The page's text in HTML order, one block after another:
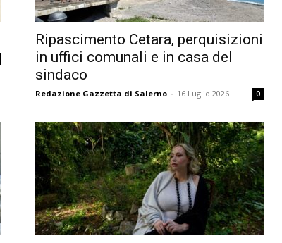
Ripascimento Cetara, perquisizioni
in uffici comunali e in casa del
sindaco
Redazione Gazzetta di Salerno - 16 Luglio 2026 0